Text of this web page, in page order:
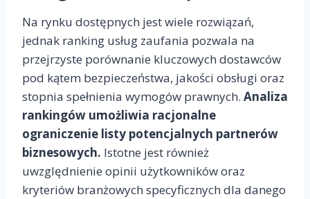
Na rynku dostępnych jest wiele rozwiązań,
jednak ranking usług zaufania pozwala na
przejrzyste porównanie kluczowych dostawców
pod kątem bezpieczeństwa, jakości obsługi oraz
stopnia spełnienia wymogów prawnych. Analiza
rankingów umożliwia racjonalne
ograniczenie listy potencjalnych partnerów
biznesowych. Istotne jest również
uwzględnienie opinii użytkowników oraz
kryteriów branżowych specyficznych dla danego